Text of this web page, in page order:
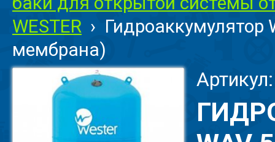
WESTER › Гидроаккумулятор
мембрана)